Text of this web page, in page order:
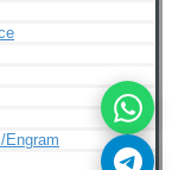
Engram